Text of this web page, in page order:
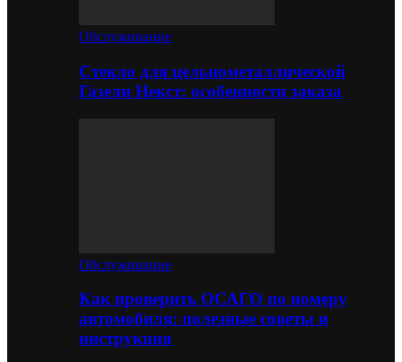
Обслуживание
Стекло для цельнометаллической
Газели Некст: особенности заказа
Обслуживание
Как проверить ОСАГО по номеру
автомобиля: полезные советы и
инструкция